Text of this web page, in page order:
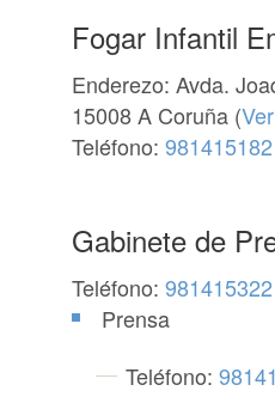
Fogar Infantil
Enderezo: Avda.
15008 A Coruña (
Teléfono: 981415182
Gabinete de
Teléfono: 981415322
Prensa
Teléfono: